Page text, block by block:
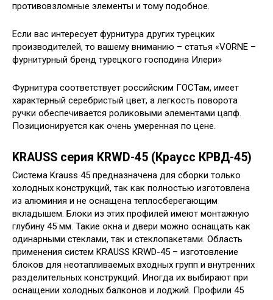
противовзломные элементы и тому подобное.
Если вас интересует фурнитура других турецких
производителей, то вашему вниманию – статья «VORNE –
фурнитурный бренд турецкого господина Илери»
Фурнитура соответствует российским ГОСТам, имеет
характерный серебристый цвет, а легкость поворота
ручки обеспечивается роликовыми элементами цапф.
Позиционируется как очень умеренная по цене.
KRAUSS серия KRWD-45 (Краусс КРВД-45)
Система Krauss 45 предназначена для сборки только
холодных конструкций, так как полностью изготовлена
из алюминия и не оснащена теплосберегающим
вкладышем. Блоки из этих профилей имеют монтажную
глубину 45 мм. Такие окна и двери можно оснащать как
одинарными стеклами, так и стеклопакетами. Область
применения систем KRAUSS KRWD-45 – изготовление
блоков для неотапливаемых входных групп и внутренних
разделительных конструкций. Иногда их выбирают при
оснащении холодных балконов и лоджий. Профили 45